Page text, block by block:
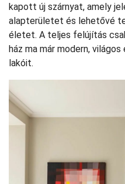
kapott új szárnyat, amely
alapterületet és lehetővé
életet. A teljes felújítás
ház ma már modern,
lakóit.